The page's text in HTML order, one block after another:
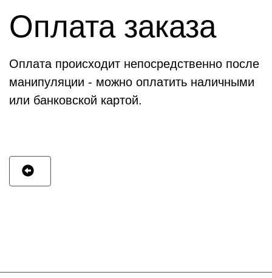
Оплата заказа
Оплата происходит непосредственно после
манипуляции - можно оплатить наличными
или банковской картой.